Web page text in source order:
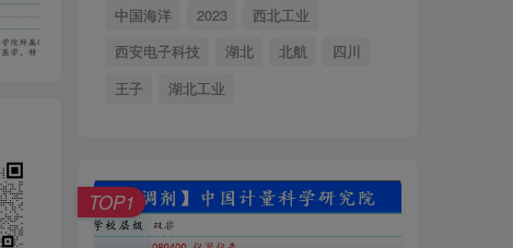
中国海洋
2023
西北工业
西安电子科技
湖北 北航
四川
王子
湖北工业
TOP1